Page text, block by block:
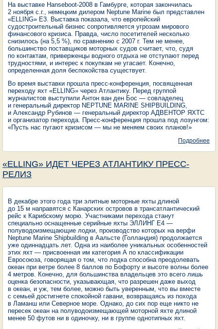
На выставке Нanseboot-2008 в Гамбурге, которая закончилась
2 ноября с.г., немецким дилером Neptune Marine был представлен
«ELLING» E3. Выставка показала, что европейский
судостроительный бизнес сопротивляется угрозам мирового
финансового кризиса. Правда, число посетителей несколько
снизилось (на 5,5 %), по сравнению с 2007 г. Тем не менее,
большинство поставщиков моторных судов считает, что, судя
по контактам, приверженцы водного отдыха не отступают перед
трудностями, и интерес к покупкам не угасает. Конечно,
определенная доля беспокойства существует.
Во время выставки прошла пресс-конференция, посвященная
переходу яхт «ELLING» через Атлантику. Перед группой
журналистов выступили Антон ван ден Бос — совладелец
и генеральный директор NEPTUNE MARINE SHIPBUILDING,
и Александр Рубинов — генеральный директор АДВЕНТОР ЯХТС
и организатор перехода. Пресс-конференция прошла под лозунгом:
«Пусть нас пугают кризисом — мы не меняем своих планов!»
Подробнее
«ELLING» ИДЕТ ЧЕРЕЗ АТЛАНТИКУ ПРЕСС-
РЕЛИЗ
В декабре этого года три элитные моторные яхты длиной
до 15 м направятся с Канарских островов в трансатлантический
рейс к Карибскому морю. Участниками перехода станут
специально оснащенные серийные яхты ЭЛЛИНГ Е4 —
полуводоизмещающие лодки, производство которых на верфи
Neptune Marine Shipbuilding в Аальсте (Голландия) продолжается
уже одиннадцать лет. Одна из наиболее уникальных особенностей
этих яхт — присвоенная им категория А по классификации
Евросоюза, говорящая о том, что лодка способна преодолевать
океан при ветре более 8 баллов по Бофорту и высоте волны более
4 метров. Конечно, для большинства владельцев это всего лишь
оценка безопасности, указывающая, что разрешен даже выход
в океан, и уж, тем более, можно быть уверенным, что вы вместе
с семьей достигнете спокойной гавани, возвращаясь из похода
в Ламанш или Северное море. Однако, до сих пор еще никто не
пересек океан на полуводоизмещающей моторной яхте длиной
менее 50 футов ни в одиночку, ни в группе однотипных яхт.